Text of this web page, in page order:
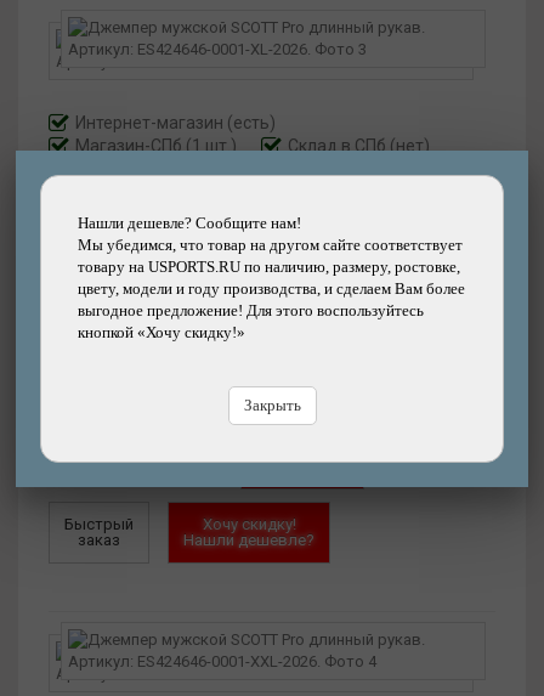
Нашли дешевле? Сообщите нам!
Мы убедимся, что товар на другом сайте соответствует
товару на USPORTS.RU по наличию, размеру, ростовке,
цвету, модели и году производства, и сделаем Вам более
выгодное предложение! Для этого воспользуйтесь
кнопкой «Хочу скидку!»
Закрыть
Интернет-магазин (есть)
Магазин-СПб (1 шт.)
Склад в СПб (нет)
Размер:XL
15099р.
в кредит
в рассрочку
Быстрый
заказ
Хочу скидку!
Нашли дешевле?